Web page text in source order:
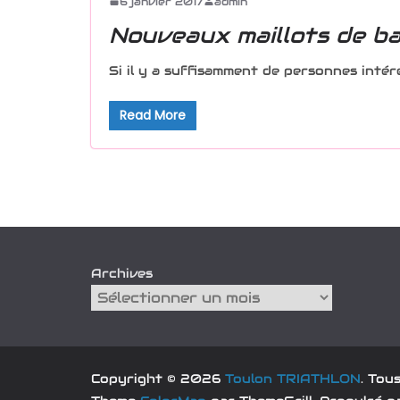
Nouveaux maillots de
Si il y a suffisamment de personnes
Read More
Archives
Copyright © 2026 Toulon TRIATHLON.